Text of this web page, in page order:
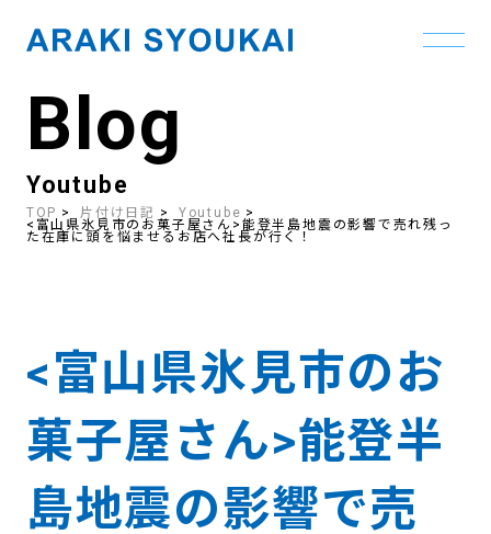
contentBlog
Youtube
TOP 片付け日記 Youtube
<富山県氷見市のお菓子屋さん>能登半島地震の影響で売れ残っ
た在庫に頭を悩ませるお店へ社長が行く！
<富山県氷見市のお
菓子屋さん>能登半
島地震の影響で売